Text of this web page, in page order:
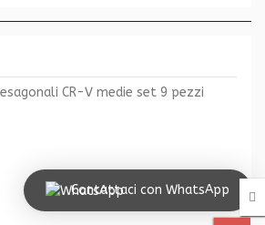
Contattaci con WhatsApp